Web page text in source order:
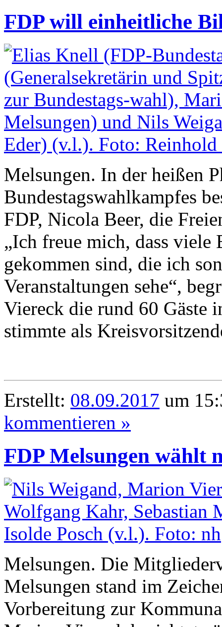
FDP will einheitliche
Melsungen. In der heißen
Bundestagswahlkampfes
FDP, Nicola Beer, die
„Ich freue mich, dass viele
gekommen sind, die ich
Veranstaltungen sehe“,
Viereck die rund 60 Gäste
stimmte als
Erstellt: 08.09.2017 um
kommentieren »
FDP Melsungen wählt
Melsungen. Die
Melsungen stand im
Vorbereitung zur